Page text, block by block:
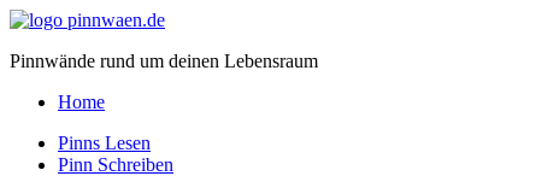
Pinnwände rund um deinen Lebensraum
Home
Pinns Lesen
Pinn Schreiben